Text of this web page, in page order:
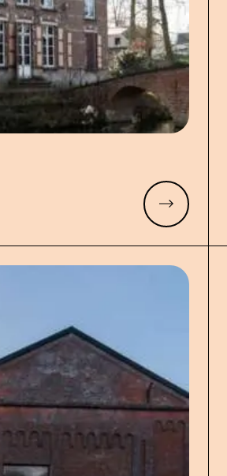
Meer lezen